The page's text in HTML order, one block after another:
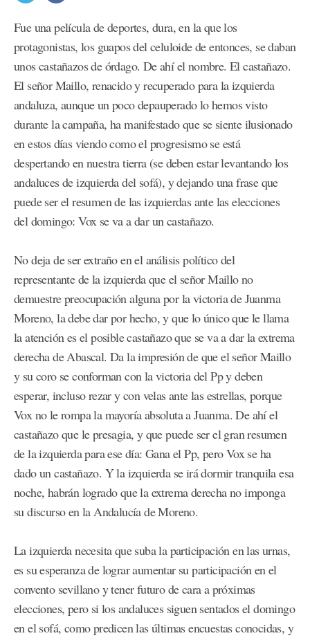
Fue una película de deportes, dura, en la que los
protagonistas, los guapos del celuloide de entonces, se daban
unos castañazos de órdago. De ahí el nombre. El castañazo.
El señor Maillo, renacido y recuperado para la izquierda
andaluza, aunque un poco depauperado lo hemos visto
durante la campaña, ha manifestado que se siente ilusionado
en estos días viendo como el progresismo se está
despertando en nuestra tierra (se deben estar levantando los
andaluces de izquierda del sofá), y dejando una frase que
puede ser el resumen de las izquierdas ante las elecciones
del domingo: Vox se va a dar un castañazo.
No deja de ser extraño en el análisis político del
representante de la izquierda que el señor Maillo no
demuestre preocupación alguna por la victoria de Juanma
Moreno, la debe dar por hecho, y que lo único que le llama
la atención es el posible castañazo que se va a dar la extrema
derecha de Abascal. Da la impresión de que el señor Maillo
y su coro se conforman con la victoria del Pp y deben
esperar, incluso rezar y con velas ante las estrellas, porque
Vox no le rompa la mayoría absoluta a Juanma. De ahí el
castañazo que le presagia, y que puede ser el gran resumen
de la izquierda para ese día: Gana el Pp, pero Vox se ha
dado un castañazo. Y la izquierda se irá dormir tranquila esa
noche, habrán logrado que la extrema derecha no imponga
su discurso en la Andalucía de Moreno.
La izquierda necesita que suba la participación en las urnas,
es su esperanza de lograr aumentar su participación en el
convento sevillano y tener futuro de cara a próximas
elecciones, pero si los andaluces siguen sentados el domingo
en el sofá, como predicen las últimas encuestas conocidas, y